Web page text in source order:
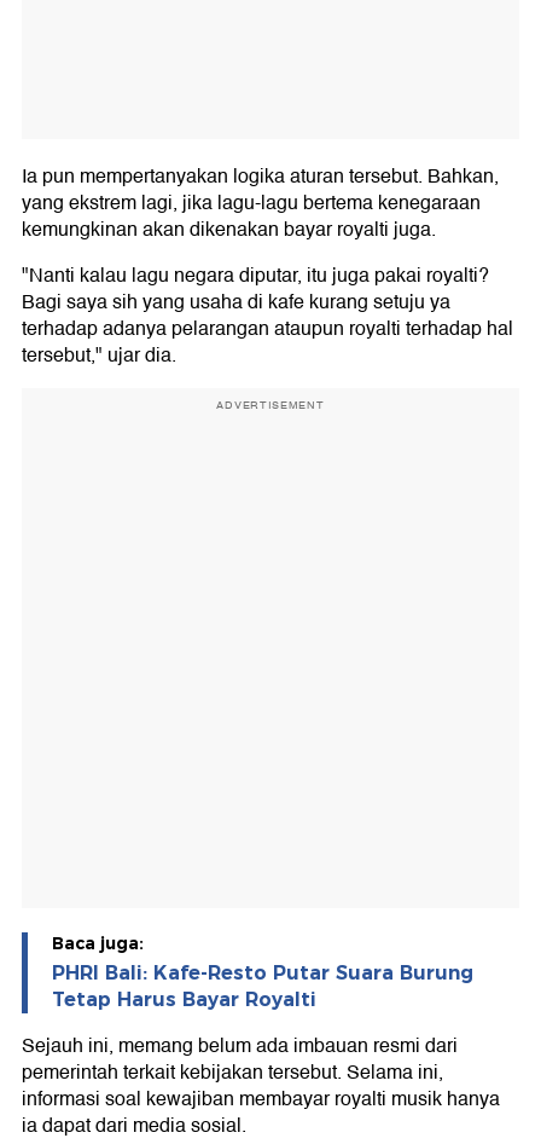
Ia pun mempertanyakan logika aturan tersebut. Bahkan,
yang ekstrem lagi, jika lagu-lagu bertema kenegaraan
kemungkinan akan dikenakan bayar royalti juga.
"Nanti kalau lagu negara diputar, itu juga pakai royalti?
Bagi saya sih yang usaha di kafe kurang setuju ya
terhadap adanya pelarangan ataupun royalti terhadap hal
tersebut," ujar dia.
ADVERTISEMENT
Baca juga:
PHRI Bali: Kafe-Resto Putar Suara Burung
Tetap Harus Bayar Royalti
Sejauh ini, memang belum ada imbauan resmi dari
pemerintah terkait kebijakan tersebut. Selama ini,
informasi soal kewajiban membayar royalti musik hanya
ia dapat dari media sosial.